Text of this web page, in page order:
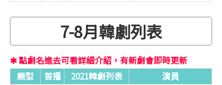
7-8月韓劇列表
✱ 點劇名進去可看詳細介紹，有新劇會即時更新
類型
首播 2021韓劇列表 演員